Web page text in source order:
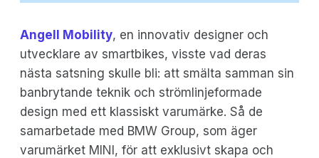
Angell Mobility, en innovativ designer och
utvecklare av smartbikes, visste vad deras
nästa satsning skulle bli: att smälta samman sin
banbrytande teknik och strömlinjeformade
design med ett klassiskt varumärke. Så de
samarbetade med BMW Group, som äger
varumärket MINI, för att exklusivt skapa och